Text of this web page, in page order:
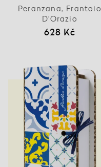
Peranzana, Frantoio
D'Orazio
628 Kč